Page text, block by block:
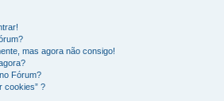
mas agora não consigo!
Fórum?
cookies” ?